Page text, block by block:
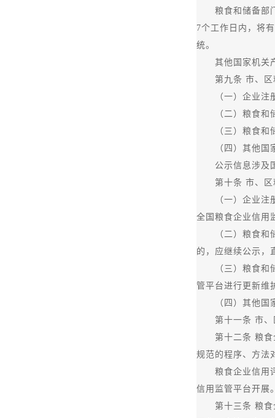
粮食和储备部门
7个工作日内，将
统。
其他国家机关产
第九条 市、区粮
（一）企业注册
（二）粮食和储
（三）粮食和储
（四）其他国家
公示信息涉及国
第十条 市、区粮
（一）企业注册
全国粮食企业信用
（二）粮食和储
的，应继续公示，
（三）粮食和储
管平台进行更新维
（四）其他国家
第十一条 市、区
第十二条 粮食企
规范的程序、方法
粮食企业信用评
信用监管平台开展
第十三条 粮食企